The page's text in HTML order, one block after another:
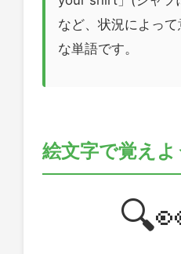
など、状況によっ
な単語です。
絵文字で覚えよ